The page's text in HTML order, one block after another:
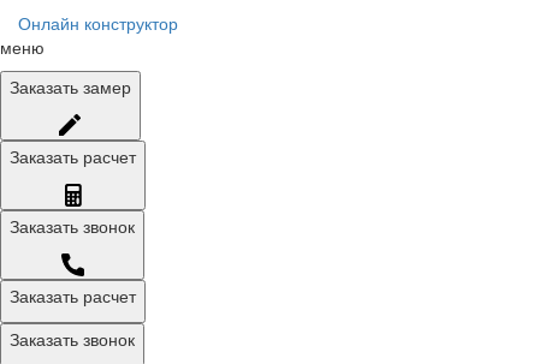
Онлайн конструктор
меню
Заказать замер
Заказать расчет
Заказать звонок
Заказать расчет
Заказать звонок